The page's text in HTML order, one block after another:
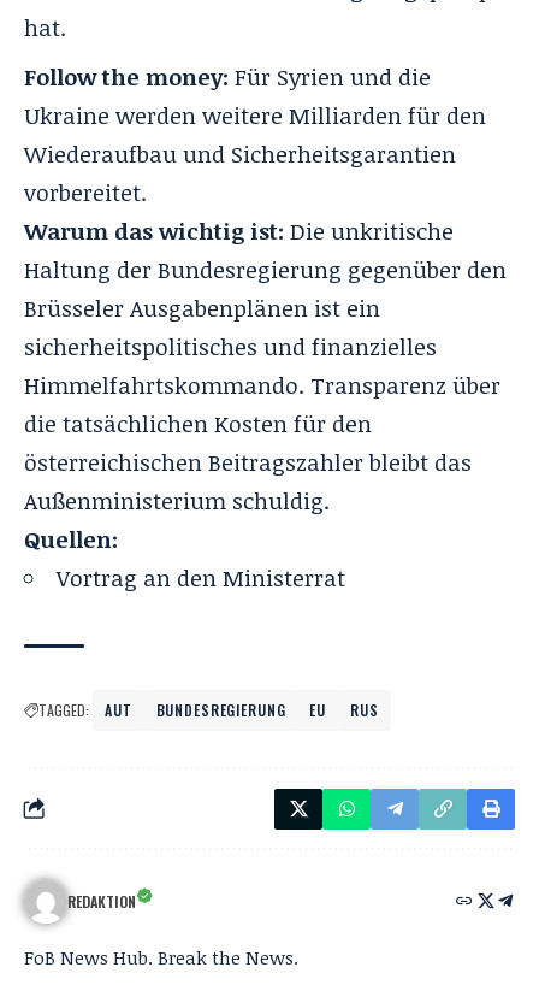
hat.
Follow the money: Für Syrien und die
Ukraine werden weitere Milliarden für den
Wiederaufbau und Sicherheitsgarantien
vorbereitet.
Warum das wichtig ist: Die unkritische
Haltung der Bundesregierung gegenüber den
Brüsseler Ausgabenplänen ist ein
sicherheitspolitisches und finanzielles
Himmelfahrtskommando. Transparenz über
die tatsächlichen Kosten für den
österreichischen Beitragszahler bleibt das
Außenministerium schuldig.
Quellen:
Vortrag an den Ministerrat
TAGGED: AUT BUNDESREGIERUNG EU RUS
REDAKTION
FoB News Hub. Break the News.